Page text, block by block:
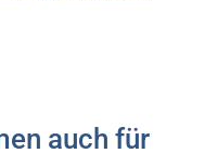
auch für